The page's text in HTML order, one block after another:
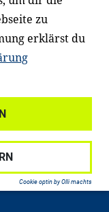
zu
erklärst du
Cookie optin by Olli machts